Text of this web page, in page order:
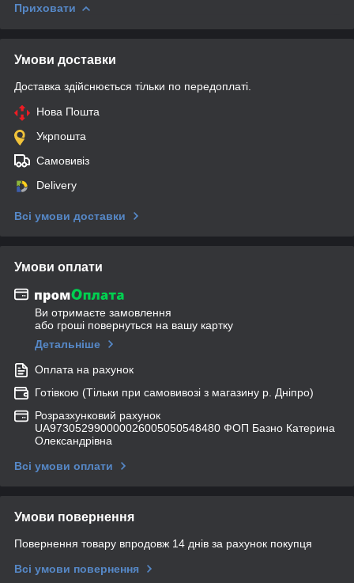
Приховати
Умови доставки
Доставка здійснюється тільки по передоплаті.
Нова Пошта
Укрпошта
Самовивіз
Delivery
Всі умови доставки
Умови оплати
Ви отримаєте замовлення
або гроші повернуться на вашу картку
Детальніше
Оплата на рахунок
Готівкою (Тільки при самовивозі з магазину р. Дніпро)
Розразхунковий рахунок
UA973052990000026005050548480 ФОП Базно Катерина
Олександрівна
Всі умови оплати
Умови повернення
Повернення товару впродовж 14 днів за рахунок покупця
Всі умови повернення